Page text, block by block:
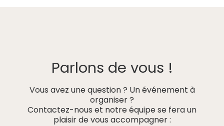
Parlons de vous !
Vous avez une question ? Un événement à
organiser ?
Contactez-nous et notre équipe se fera un
plaisir de vous accompagner :